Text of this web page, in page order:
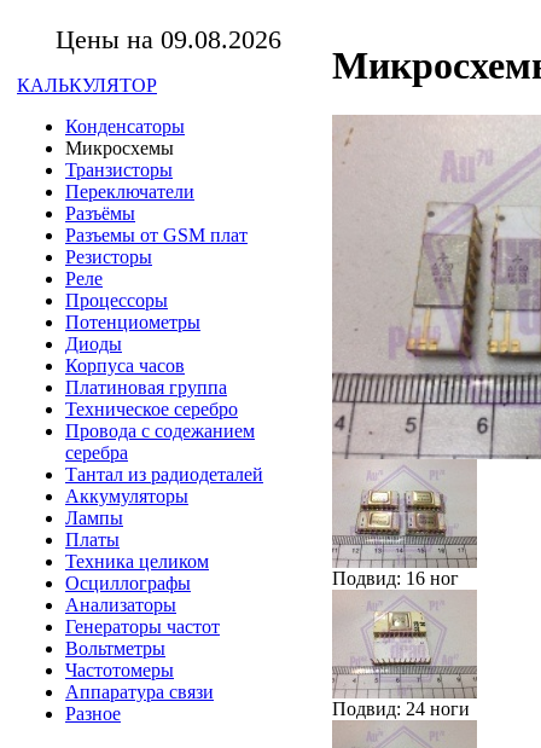
Цены на 09.08.2026
КАЛЬКУЛЯТОР
Конденсаторы
Микросхемы
Транзисторы
Переключатели
Разъёмы
Разъемы от GSM плат
Резисторы
Реле
Процессоры
Потенциометры
Диоды
Корпуса часов
Платиновая группа
Техническое серебро
Провода с содежанием
серебра
Тантал из радиодеталей
Аккумуляторы
Лампы
Платы
Техника целиком
Осциллографы
Анализаторы
Генераторы частот
Вольтметры
Частотомеры
Аппаратура связи
Разное
Подвид: 16 ног
Подвид: 24 ноги